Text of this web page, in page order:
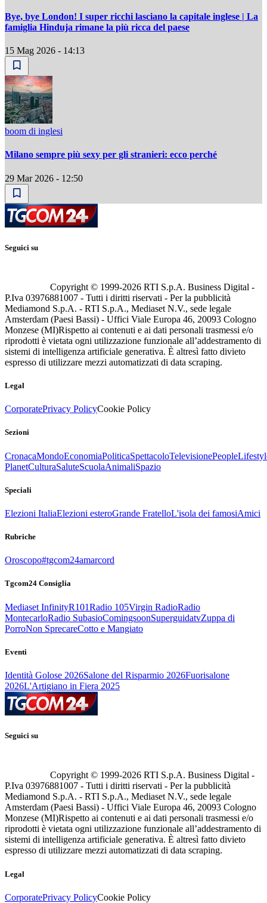
Bye, bye London! I super ricchi lasciano la capitale inglese | La
famiglia Hinduja rimane la più ricca del paese
15 Mag 2026 - 14:13
boom di inglesi
Milano sempre più sexy per gli stranieri: ecco perché
29 Mar 2026 - 12:50
Seguici su
Copyright © 1999-2026 RTI S.p.A. Business Digital -
P.Iva 03976881007 - Tutti i diritti riservati - Per la pubblicità
Mediamond S.p.A. - RTI S.p.A., Mediaset N.V., sede legale
Amsterdam (Paesi Bassi) - Uffici Viale Europa 46, 20093 Cologno
Monzese (MI)Rispetto ai contenuti e ai dati personali trasmessi e/o
riprodotti è vietata ogni utilizzazione funzionale all’addestramento di
sistemi di intelligenza artificiale generativa. È altresì fatto divieto
espresso di utilizzare mezzi automatizzati di data scraping.
Legal
CorporatePrivacy PolicyCookie Policy
Sezioni
CronacaMondoEconomiaPoliticaSpettacoloTelevisionePeople
PlanetCulturaSaluteScuolaAnimaliSpazio
Speciali
Elezioni ItaliaElezioni esteroGrande FratelloL'isola dei famosiAmici
Rubriche
Oroscopo#tgcom24amarcord
Tgcom24 Consiglia
Mediaset InfinityR101Radio 105Virgin RadioRadio
MontecarloRadio SubasioComingsoonSuperguidatvZuppa di
PorroNon SprecareCotto e Mangiato
Eventi
Identità Golose 2026Salone del Risparmio 2026Fuorisalone
2026L'Artigiano in Fiera 2025
Seguici su
Copyright © 1999-2026 RTI S.p.A. Business Digital -
P.Iva 03976881007 - Tutti i diritti riservati - Per la pubblicità
Mediamond S.p.A. - RTI S.p.A., Mediaset N.V., sede legale
Amsterdam (Paesi Bassi) - Uffici Viale Europa 46, 20093 Cologno
Monzese (MI)Rispetto ai contenuti e ai dati personali trasmessi e/o
riprodotti è vietata ogni utilizzazione funzionale all’addestramento di
sistemi di intelligenza artificiale generativa. È altresì fatto divieto
espresso di utilizzare mezzi automatizzati di data scraping.
Legal
CorporatePrivacy PolicyCookie Policy